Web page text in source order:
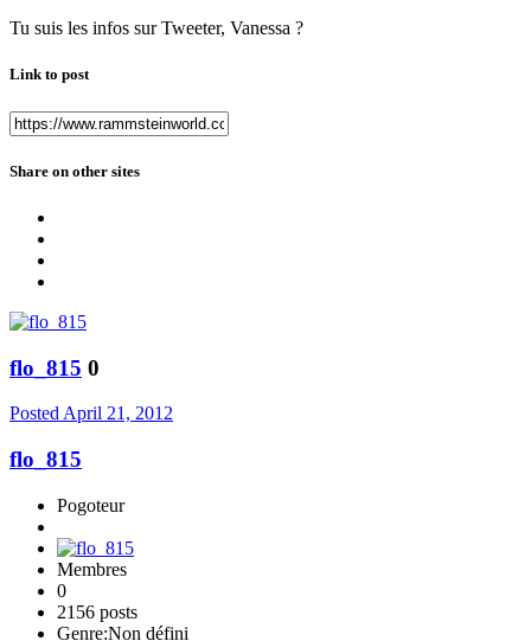
Tu suis les infos sur Tweeter, Vanessa ?
Link to post
Share on other sites
flo_815 0
PostedApril 21, 2012
flo_815
Pogoteur
Membres
0
2156 posts
Genre:Non défini